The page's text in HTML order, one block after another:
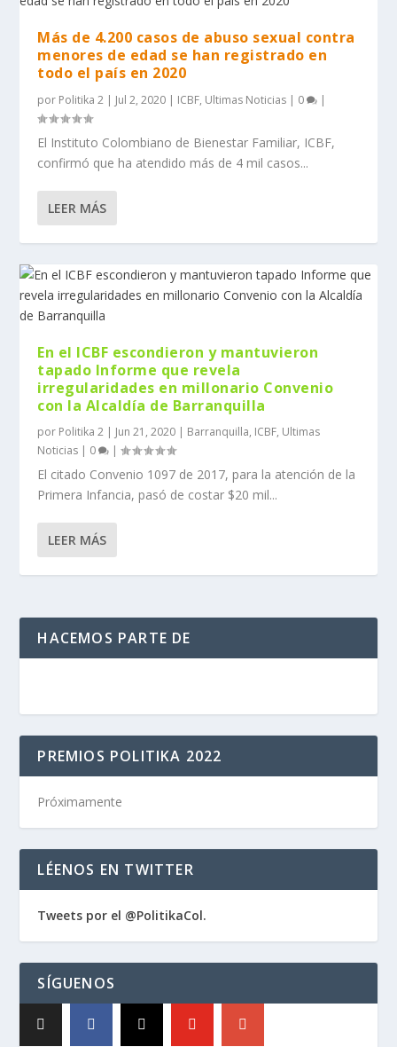
Más de 4.200 casos de abuso sexual contra
menores de edad se han registrado en
todo el país en 2020
por Politika 2 | Jul 2, 2020 | ICBF, Ultimas Noticias | 0 |
El Instituto Colombiano de Bienestar Familiar, ICBF,
confirmó que ha atendido más de 4 mil casos...
LEER MÁS
En el ICBF escondieron y mantuvieron
tapado Informe que revela
irregularidades en millonario Convenio
con la Alcaldía de Barranquilla
por Politika 2 | Jun 21, 2020 | Barranquilla, ICBF, Ultimas
Noticias | 0 |
El citado Convenio 1097 de 2017, para la atención de la
Primera Infancia, pasó de costar $20 mil...
LEER MÁS
HACEMOS PARTE DE
PREMIOS POLITIKA 2022
Próximamente
LÉENOS EN TWITTER
Tweets por el @PolitikaCol.
SÍGUENOS